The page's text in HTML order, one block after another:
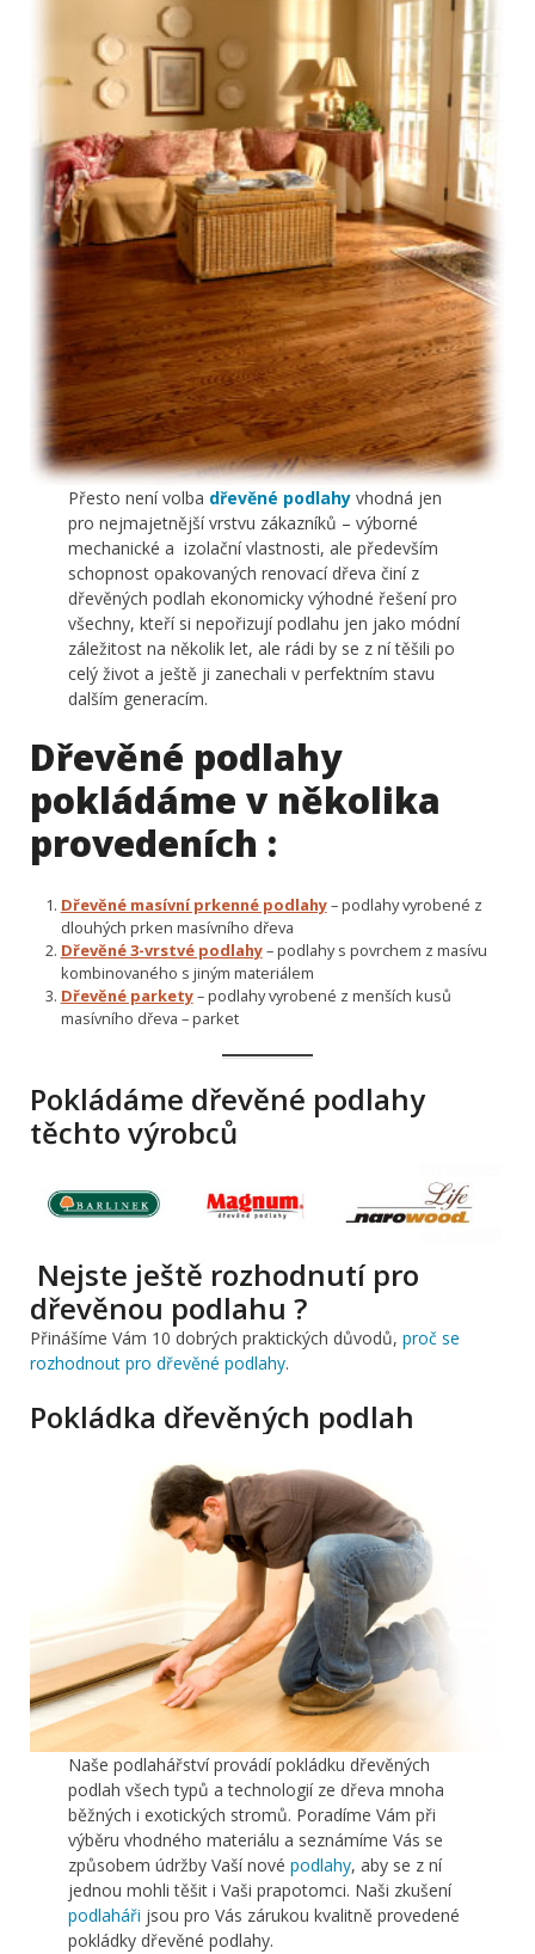
Přesto není volba dřevěné podlahyvhodná jen
pro nejmajetnější vrstvu zákazníků – výborné
mechanické a izolační vlastnosti, ale především
schopnost opakovaných renovací dřeva činí z
dřevěných podlah ekonomicky výhodné řešení pro
všechny, kteří si nepořizují podlahu jen jako módní
záležitost na několik let, ale rádi by se z ní těšili po
celý život a ještě ji zanechali v perfektním stavu
dalším generacím.
Dřevěné podlahy
pokládáme v několika
provedeních :
Dřevěné masívní prkenné podlahy– podlahy vyrobené z
dlouhých prken masívního dřeva
Dřevěné 3-vrstvé podlahy– podlahy s povrchem z masívu
kombinovaného s jiným materiálem
Dřevěné parkety– podlahy vyrobené z menších kusů
masívního dřeva – parket
Pokládáme dřevěné podlahy
těchto výrobců
Nejste ještě rozhodnutí pro
dřevěnou podlahu ?
Přinášíme Vám 10 dobrých praktických důvodů, proč se
rozhodnout pro dřevěné podlahy.
Pokládka dřevěných podlah
Naše podlahářství provádí pokládku dřevěných
podlah všech typů a technologií ze dřeva mnoha
běžných i exotických stromů. Poradíme Vám při
výběru vhodného materiálu a seznámíme Vás se
způsobem údržby Vaší nové podlahy, aby se z ní
jednou mohli těšit i Vaši prapotomci. Naši zkušení
podlaháři jsou pro Vás zárukou kvalitně provedené
pokládky dřevěné podlahy.